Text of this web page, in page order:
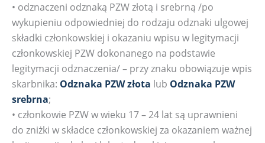
• odznaczeni odznaką PZW złotą i srebrną /po
wykupieniu odpowiedniej do rodzaju odznaki ulgowej
składki członkowskiej i okazaniu wpisu w legitymacji
członkowskiej PZW dokonanego na podstawie
legitymacji odznaczenia/ – przy znaku obowiązuje wpis
skarbnika: Odznaka PZW złota lub Odznaka PZW
srebrna;
• członkowie PZW w wieku 17 – 24 lat są uprawnieni
do zniżki w składce członkowskiej za okazaniem ważnej